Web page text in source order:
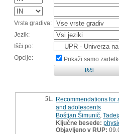
Vrsta gradiva:
Jezik:
Išči po:
Opcije:
Prikaži samo
51. Recommendations for
and adolescents
Boštjan Šimunič
Ključne besede:
Objavljeno v RUP: